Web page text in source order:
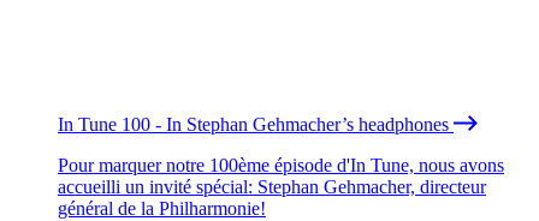
In Tune 100 - In Stephan Gehmacher’s headphones
Pour marquer notre 100ème épisode d'In Tune, nous avons
accueilli un invité spécial: Stephan Gehmacher, directeur
général de la Philharmonie!